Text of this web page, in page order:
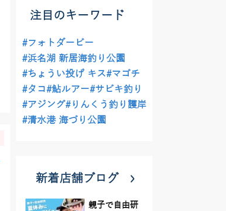
注目のキーワード
#フォトダービー
#浜名湖 新居海釣り公園
#ちょうい投げ キス#マゴチ
#タコ#鮎ルアー#サビキ釣り
#アジング#りんくう釣り護岸
#清水港 海づり公園
新着店舗ブログ
親子で自由研